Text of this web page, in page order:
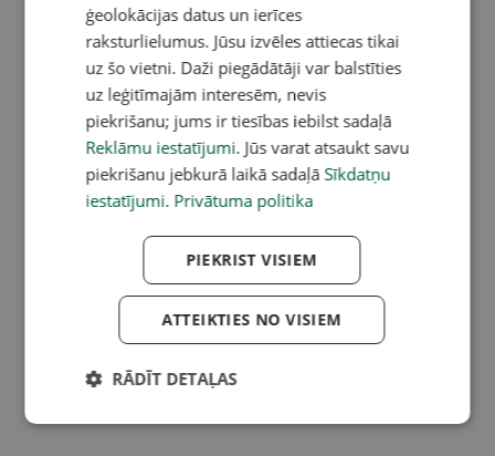
ģeolokācijas datus un ierīces
raksturlielumus. Jūsu izvēles attiecas tikai
uz šo vietni. Daži piegādātāji var balstīties
uz leģitīmajām interesēm, nevis
piekrišanu; jums ir tiesības iebilst sadaļā
Reklāmu iestatījumi. Jūs varat atsaukt savu
piekrišanu jebkurā laikā sadaļā Sīkdatņu
iestatījumi. Privātuma politika
PIEKRIST VISIEM
ATTEIKTIES NO VISIEM
RĀDĪT DETAĻAS